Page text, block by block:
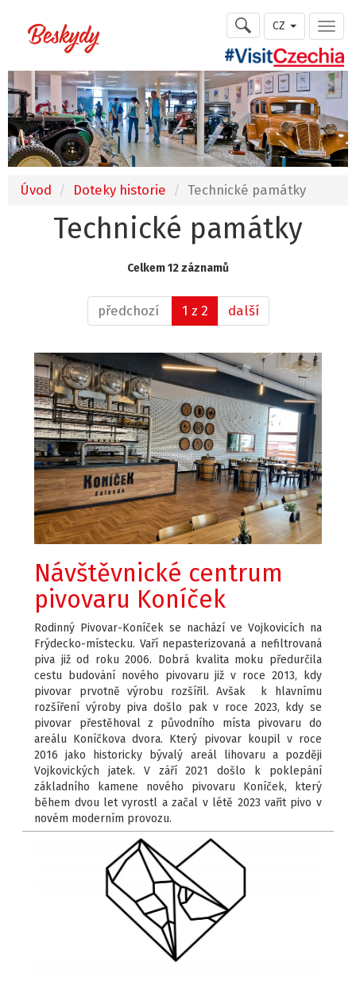
CZ
Úvod Doteky historie Technické památky
Technické památky
Celkem 12 záznamů
předchozí 1 z 2 další
Návštěvnické centrum
pivovaru Koníček
Rodinný Pivovar-Koníček se nachází ve Vojkovicích na
Frýdecko-místecku. Vaří nepasterizovaná a nefiltrovaná
piva již od roku 2006. Dobrá kvalita moku předurčila
cestu budování nového pivovaru již v roce 2013, kdy
pivovar prvotně výrobu rozšířil. Avšak k hlavnímu
rozšíření výroby piva došlo pak v roce 2023, kdy se
pivovar přestěhoval z původního místa pivovaru do
areálu Koníčkova dvora. Který pivovar koupil v roce
2016 jako historicky bývalý areál lihovaru a později
Vojkovických jatek. V září 2021 došlo k poklepání
základního kamene nového pivovaru Koníček, který
během dvou let vyrostl a začal v létě 2023 vařit pivo v
novém moderním provozu.